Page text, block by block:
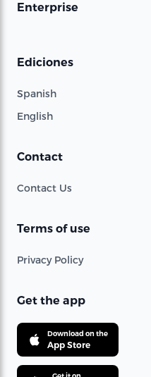
Enterprise
Ediciones
Spanish
English
Contact
Contact Us
Terms of use
Privacy Policy
Get the app
Download on the
App Store